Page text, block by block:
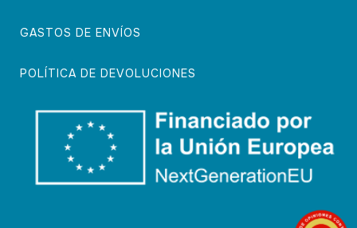
GASTOS DE ENVÍOS
POLÍTICA DE DEVOLUCIONES